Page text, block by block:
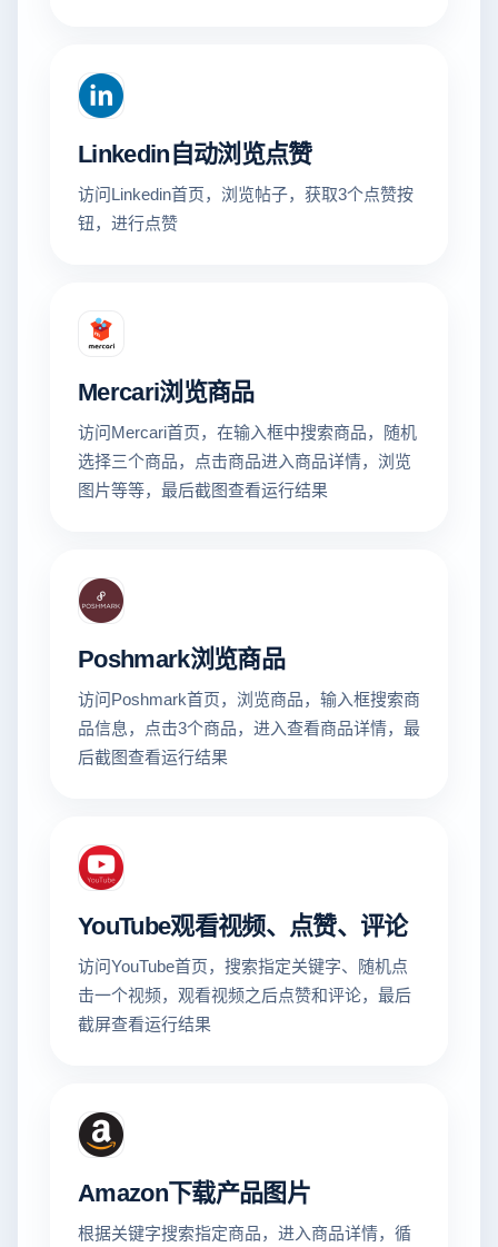
Linkedin自动浏览点赞
访问Linkedin首页，浏览帖子，获取3个点赞按
钮，进行点赞
Mercari浏览商品
访问Mercari首页，在输入框中搜索商品，随机
选择三个商品，点击商品进入商品详情，浏览
图片等等，最后截图查看运行结果
Poshmark浏览商品
访问Poshmark首页，浏览商品，输入框搜索商
品信息，点击3个商品，进入查看商品详情，最
后截图查看运行结果
YouTube观看视频、点赞、评论
访问YouTube首页，搜索指定关键字、随机点
击一个视频，观看视频之后点赞和评论，最后
截屏查看运行结果
Amazon下载产品图片
根据关键字搜索指定商品，进入商品详情，循